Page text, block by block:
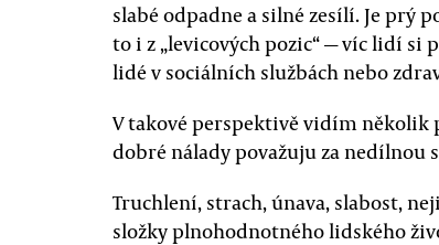
slabé odpadne a silné zesílí. Je prý
to i z „levicových pozic“ — víc lidí si
lidé v sociálních službách nebo
V takové perspektivě vidím
dobré nálady považuju za nedílnou
Truchlení, strach, únava, slabost,
složky plnohodnotného lidského